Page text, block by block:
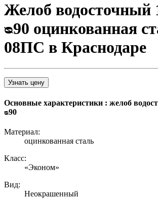
Желоб водосточный
ᴓ90 оцинкованная
08ПС в Краснодаре
Узнать цену
Основные характеристики : желоб
ᴓ90
Материал:
оцинкованная сталь
Класс:
«Эконом»
Вид:
Неокрашенный